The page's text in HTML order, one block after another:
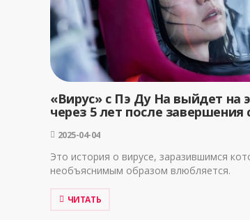
«Вирус» с Пэ Ду На выйдет на
через 5 лет после завершения
2025-04-04
Это история о вирусе, заразившимся
необъяснимым образом влюбляется.
ЧИТАТЬ